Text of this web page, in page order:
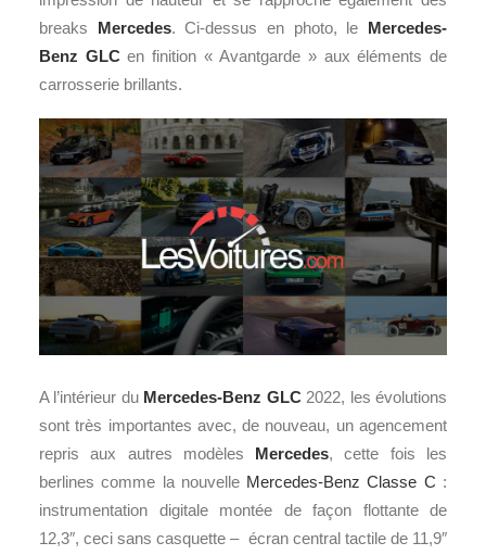
breaks Mercedes. Ci-dessus en photo, le Mercedes-
Benz GLCen finition « Avantgarde » aux éléments de
carrosserie brillants.
A l’intérieur du Mercedes-Benz GLC2022, les évolutions
sont très importantes avec, de nouveau, un agencement
repris aux autres modèles Mercedes, cette fois les
berlines comme la nouvelle Mercedes-Benz Classe C :
instrumentation digitale montée de façon flottante de
12,3″, ceci sans casquette – écran central tactile de 11,9″